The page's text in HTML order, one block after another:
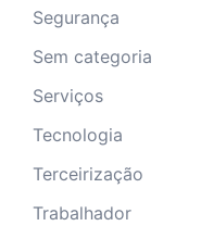
Segurança
Sem categoria
Serviços
Tecnologia
Terceirização
Trabalhador